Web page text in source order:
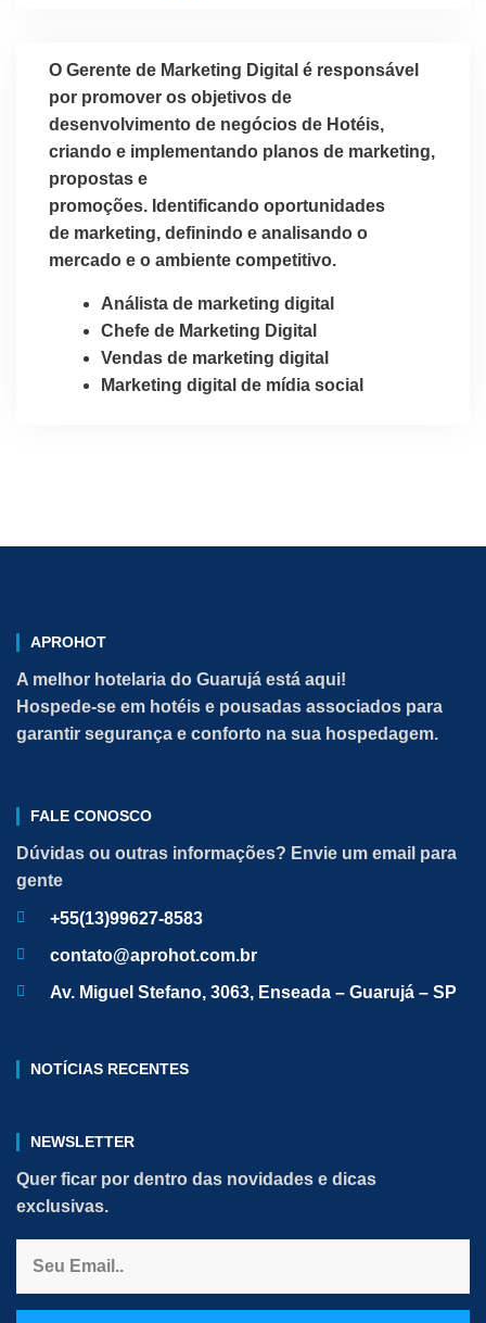
de
O Gerente de Marketing Digital é responsável
por promover os objetivos de
desenvolvimento de negócios de Hotéis,
criando e implementando planos de marketing,
propostas e
promoções. Identificando oportunidades
de marketing, definindo e analisando o
mercado e o ambiente competitivo.
Análista de marketing digital
Chefe de Marketing Digital
Vendas de marketing digital
Marketing digital de mídia social
APROHOT
A melhor hotelaria do Guarujá está aqui!
Hospede-se em hotéis e pousadas associados para
garantir segurança e conforto na sua hospedagem.
FALE CONOSCO
Dúvidas ou outras informações? Envie um email para
gente
+55(13)99627-8583
contato@aprohot.com.br
Av. Miguel Stefano, 3063, Enseada – Guarujá – SP
NOTÍCIAS RECENTES
NEWSLETTER
Quer ficar por dentro das novidades e dicas
exclusivas.